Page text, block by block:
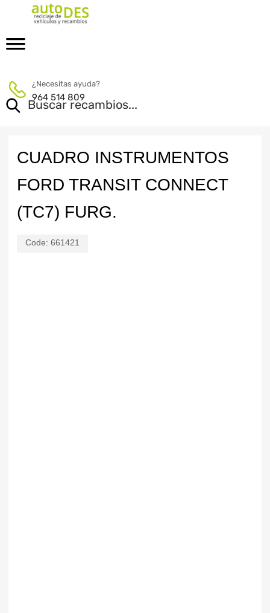
¿Necesitas ayuda?
964 514 809
CUADRO INSTRUMENTOS
FORD TRANSIT CONNECT
(TC7) FURG.
Code: 661421